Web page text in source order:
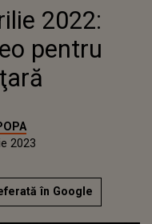
ŢARĂ
2022:
pentru
2023
în Google